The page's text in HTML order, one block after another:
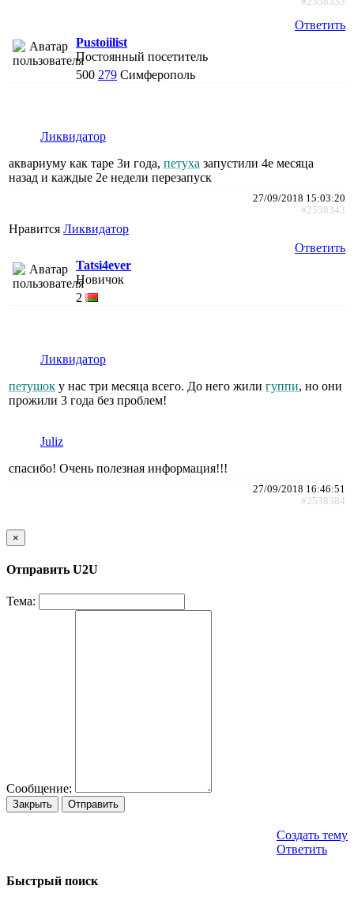
Ответить
Pustoiilist
Постоянный посетитель
500 279 Симферополь
Ликвидатор
аквариуму как таре 3и года, петуха запустили 4е месяца
назад и каждые 2е недели перезапуск
27/09/2018 15:03:20
#2538343
Нравится Ликвидатор
Ответить
Tatsi4ever
Новичок
2
Ликвидатор
петушок у нас три месяца всего. До него жили гуппи, но они
прожили 3 года без проблем!
Juliz
спасибо! Очень полезная информация!!!
27/09/2018 16:46:51
#2538384
×
Отправить U2U
Тема:
Сообщение:
Закрыть Отправить
Создать тему
Ответить
Быстрый поиск